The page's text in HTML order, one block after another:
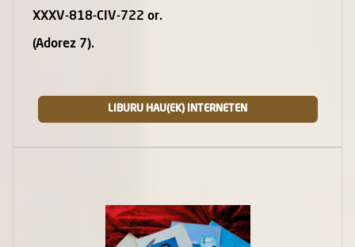
XXXV-818-CIV-722 or.
(Adorez 7).
LIBURU HAU(EK) INTERNETEN